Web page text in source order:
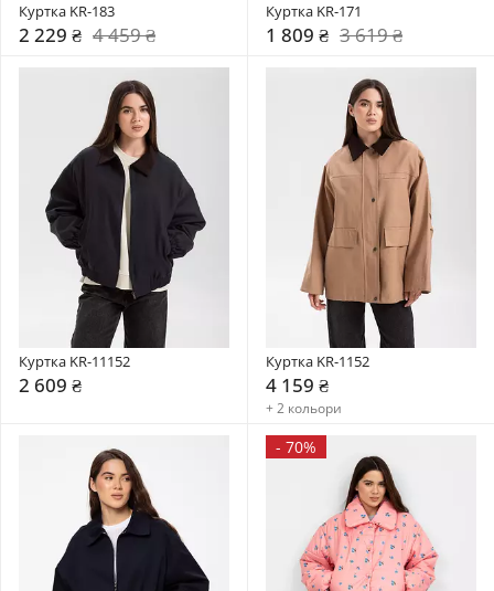
Куртка KR-183
2 229 ₴ 4 459 ₴
Куртка KR-171
1 809 ₴ 3 619 ₴
Куртка KR-11152
2 609 ₴
Куртка KR-1152
4 159 ₴
+ 2 кольори
- 70%